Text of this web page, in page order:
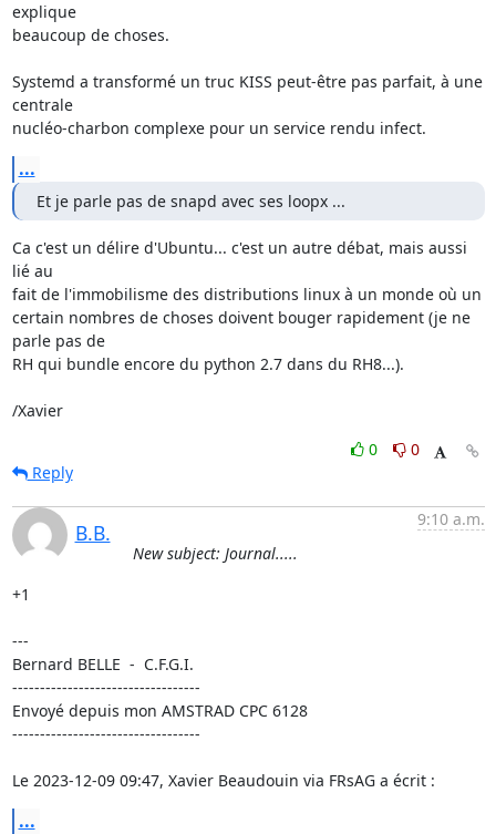
explique
beaucoup de choses.
Systemd a transformé un truc KISS peut-être pas parfait, à une
centrale
nucléo-charbon complexe pour un service rendu infect.
...
Et je parle pas de snapd avec ses loopx ...
Ca c'est un délire d'Ubuntu... c'est un autre débat, mais aussi
lié au
fait de l'immobilisme des distributions linux à un monde où un
certain nombres de choses doivent bouger rapidement (je ne
parle pas de
RH qui bundle encore du python 2.7 dans du RH8...).
/Xavier
0
0
Reply
B.B.
9:10 a.m.
New subject: Journal.....
+1
---
Bernard BELLE  -  C.F.G.I.
----------------------------------
Envoyé depuis mon AMSTRAD CPC 6128
----------------------------------
Le 2023-12-09 09:47, Xavier Beaudouin via FRsAG a écrit :
...